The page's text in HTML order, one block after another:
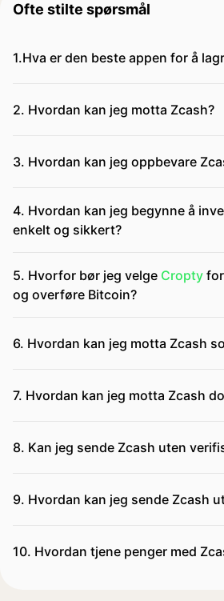
Ofte stilte spørsmål
1.Hva er den beste appen for å
2. Hvordan kan jeg motta Zcash?
3. Hvordan kan jeg oppbevare
4. Hvordan kan jeg begynne å
enkelt og sikkert?
5. Hvorfor bør jeg velge Cropty
og overføre Bitcoin?
6. Hvordan kan jeg motta Zcash
7. Hvordan kan jeg motta Zcash
8. Kan jeg sende Zcash uten
9. Hvordan kan jeg sende Zcash
10. Hvordan tjene penger med